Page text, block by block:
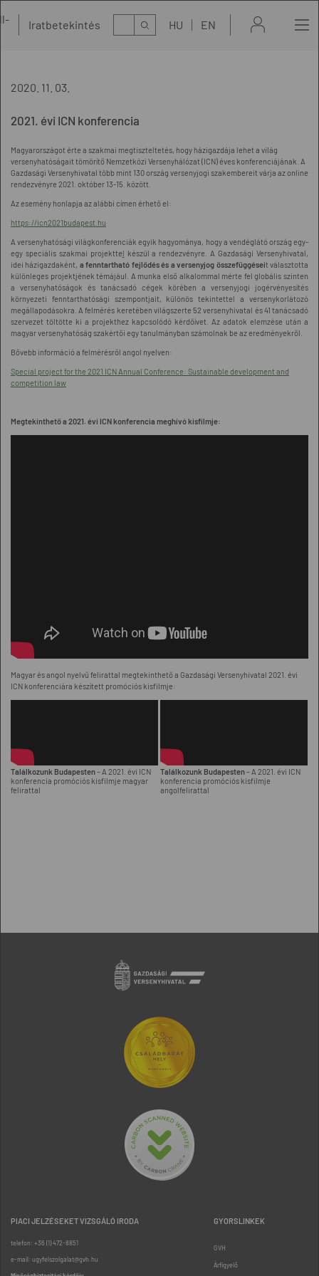
Iratbetekintés Kereső HU EN
2020. 11. 03.
2021. évi ICN konferencia
Magyarországot érte a szakmai megtiszteltetés, hogy házigazdája lehet a világ
versenyhatóságait tömörítő Nemzetközi Versenyhálózat (ICN) éves konferenciájának. A
Gazdasági Versenyhivatal több mint 130 ország versenyjogi szakembereit várja az online
rendezvényre 2021. október 13-15. között.
Az esemény honlapja az alábbi címen érhető el:
https://icn2021budapest.hu
A versenyhatósági világkonferenciák egyik hagyománya, hogy a vendéglátó ország egy-
egy speciális szakmai projekttel készül a rendezvényre. A Gazdasági Versenyhivatal,
idei házigazdaként, a fenntartható fejlődés és a versenyjog összefüggéseit választotta
különleges projektjének témájául. A munka első alkalommal mérte fel globális szinten
a versenyhatóságok és tanácsadó cégek körében a versenyjogi jogérvényesítés
környezeti fenntarthatósági szempontjait, különös tekintettel a versenykorlátozó
megállapodásokra. A felmérés keretében világszerte 52 versenyhivatal és 41 tanácsadó
szervezet töltötte ki a projekthez kapcsolódó kérdőívet. Az adatok elemzése után a
magyar versenyhatóság szakértői egy tanulmányban számolnak be az eredményekről.
Bővebb információ a felmérésről angol nyelven:
Special project for the 2021 ICN Annual Conference: Sustainable development and
competition law
Megtekinthető a 2021. évi ICN konferencia meghívó kisfilmje:
Magyar és angol nyelvű felirattal megtekinthető a Gazdasági Versenyhivatal 2021. évi
ICN konferenciára készített promóciós kisfilmje:
Találkozunk Budapesten– A 2021. évi ICN
konferencia promóciós kisfilmje magyar
felirattal
Találkozunk Budapesten– A 2021. évi ICN
konferencia promóciós kisfilmje
angolfelirattal
PIACI JELZÉSEKET VIZSGÁLÓ IRODA
telefon: +36 (1) 472-8851
e-mail: ugyfelszolgalat@gvh.hu
GYORSLINKEK
GVH
Árfigyelő